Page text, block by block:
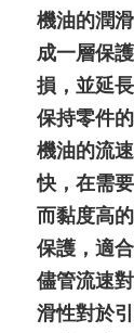
機油的潤
成一層保
損，並延
保持零件
機油的流
快，在需
而黏度高
保護，適
儘管流速
滑性對於